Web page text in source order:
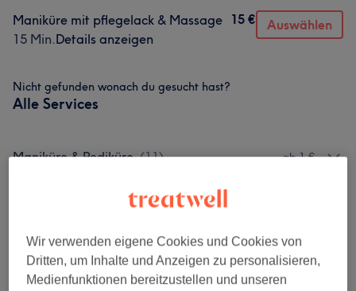
Maniküre mit pflegelack & Massage
15 Min.Details anzeigen
15 € Auswählen
Nicht gefunden wonach du gesucht hast?
Alle Services
Maniküre & Pediküre (11) ab 1 €
7)
Salonbewertungen
Wir verwenden eigene Cookies und Cookies von
Dritten, um Inhalte und Anzeigen zu personalisieren,
Medienfunktionen bereitzustellen und unseren